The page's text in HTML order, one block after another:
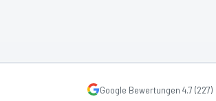
Google Bewertungen 4.7(227)